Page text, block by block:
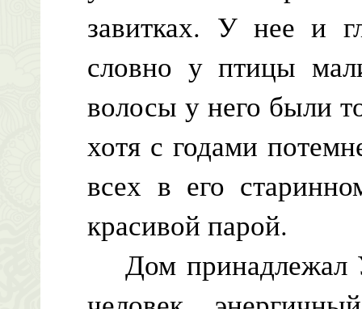
завитках. У нее и
словно у птицы
волосы у него были
хотя с годами
всех в его
красивой парой.
Дом принадлежал